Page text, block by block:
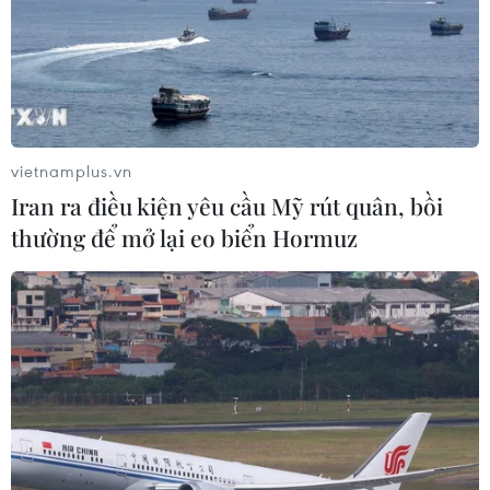
TIN LIÊN QUAN
vietnamplus.vn
Iran ra điều kiện yêu cầu Mỹ rút quân, bồi
thường để mở lại eo biển Hormuz